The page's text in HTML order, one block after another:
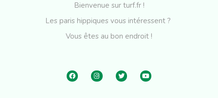
Bienvenue sur turf.fr !
Les paris hippiques vous intéressent ?
Vous êtes au bon endroit !